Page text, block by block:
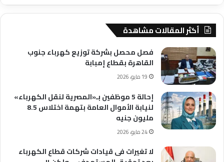
أكثر المقالات مشاهدة
فصل محصل بشركة توزيع كهرباء جنوب
القاهرة بقطاع إمبابة
19 مايو، 2026
إحالة 5 موظفين بـ«المصرية لنقل الكهرباء»
لنيابة الأموال العامة بتهمة اختلاس 8.5
مليون جنيه
24 مايو، 2026
لا تغيرات فى قيادات شركات قطاع الكهرباء